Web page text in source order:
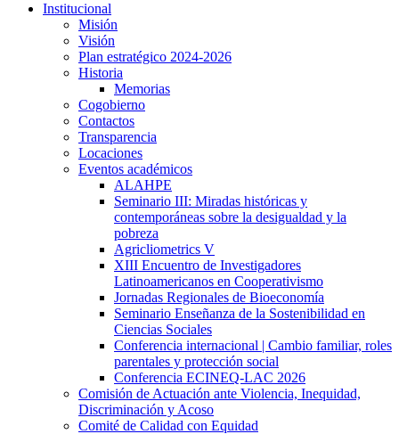
Institucional
Misión
Visión
Plan estratégico 2024-2026
Historia
Memorias
Cogobierno
Contactos
Transparencia
Locaciones
Eventos académicos
ALAHPE
Seminario III: Miradas históricas y
contemporáneas sobre la desigualdad y la
pobreza
Agricliometrics V
XIII Encuentro de Investigadores
Latinoamericanos en Cooperativismo
Jornadas Regionales de Bioeconomía
Seminario Enseñanza de la Sostenibilidad en
Ciencias Sociales
Conferencia internacional | Cambio familiar, roles
parentales y protección social
Conferencia ECINEQ-LAC 2026
Comisión de Actuación ante Violencia, Inequidad,
Discriminación y Acoso
Comité de Calidad con Equidad